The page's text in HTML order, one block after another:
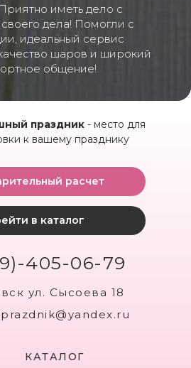
иметь дело с
дела! Помогли с
идеальный сервис
шаров и широкий
общение!
праздник - место для
к вашему празднику
в каталог
расчет
405-06-79
ул. Сысоева 18
КАТАЛОГ